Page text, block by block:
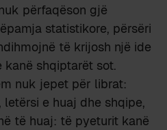
përfaqëson gjë
statistikore, përsëri
të krijosh një ide
kanë shqiptarët sot.
nuk jepet për librat:
, letërsi e huaj dhe shqipe,
të huaj: të pyeturit kanë